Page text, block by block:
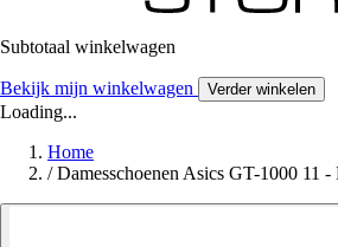
Subtotaal winkelwagen
Bekijk mijn winkelwagen Verder winkelen
Loading...
Home
/ Damesschoenen Asics GT-1000 11